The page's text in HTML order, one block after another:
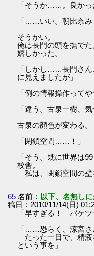
「そうか……。良かっ
「……いい。朝比奈み
そうかい。
俺は長門の頭を撫でた
嬉しかった。
「しかし……長門さん
に見えましたが」
「例の情報操作って
「違う。古泉一樹、気
古泉の顔色が変わる。
「閉鎖空間……！」
「そう。既に世界は
校舎。
私は、閉鎖空間の壁
65 名前： 以下、名無し
稿日：2010/11/14(日)
「早すぎる！ バケツ
「……恐らく、涼宮さ
たった一日で、精液
という事を」